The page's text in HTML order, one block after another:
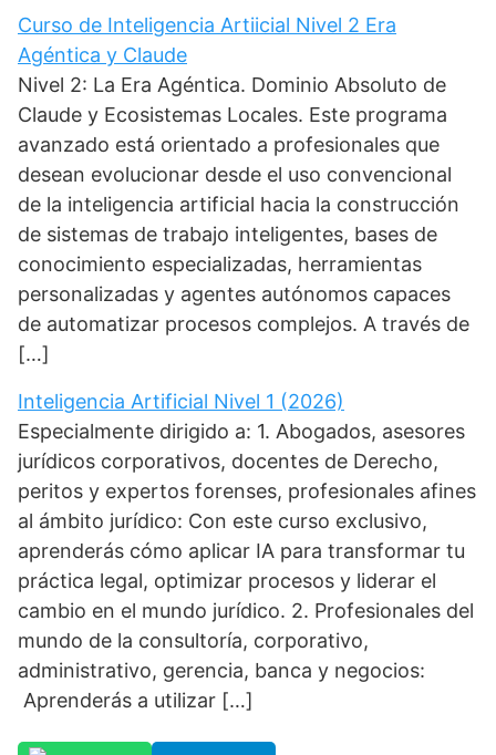
Curso de Inteligencia Artiicial Nivel 2 Era
Agéntica y Claude
Nivel 2: La Era Agéntica. Dominio Absoluto de
Claude y Ecosistemas Locales. Este programa
avanzado está orientado a profesionales que
desean evolucionar desde el uso convencional
de la inteligencia artificial hacia la construcción
de sistemas de trabajo inteligentes, bases de
conocimiento especializadas, herramientas
personalizadas y agentes autónomos capaces
de automatizar procesos complejos. A través de
[…]
Inteligencia Artificial Nivel 1 (2026)
Especialmente dirigido a: 1. Abogados, asesores
jurídicos corporativos, docentes de Derecho,
peritos y expertos forenses, profesionales afines
al ámbito jurídico: Con este curso exclusivo,
aprenderás cómo aplicar IA para transformar tu
práctica legal, optimizar procesos y liderar el
cambio en el mundo jurídico. 2. Profesionales del
mundo de la consultoría, corporativo,
administrativo, gerencia, banca y negocios:
Aprenderás a utilizar […]